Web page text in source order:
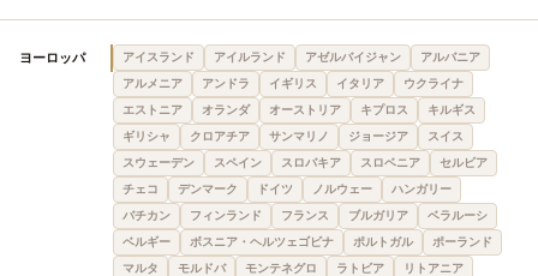
ヨーロッパ アイスランド アイルランド アゼルバイジャン
アルバニア
アルメニア
アンドラ イギリス イタリア
ウクライナ
エストニア
オランダ オーストリア キプロス
キルギス
ギリシャ
クロアチア サンマリノ ジョージア
スイス
スウェーデン
スペイン スロバキア スロベニア
セルビア
チェコ
デンマーク ドイツ ノルウェー
ハンガリー
バチカン
フィンランド フランス ブルガリア
ベラルーシ
ベルギー
ボスニア・ヘルツェゴビナ ポルトガル
ポーランド
マルタ
モルドバ モンテネグロ ラトビア
リトアニア